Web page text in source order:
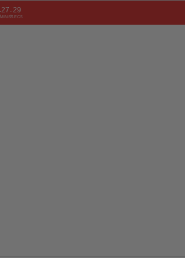
:27
MINS: 28
SECS